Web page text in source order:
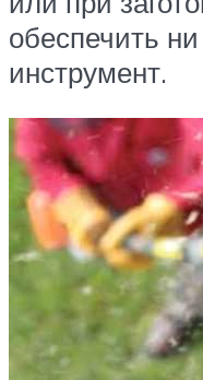
обеспечить
инструмент.